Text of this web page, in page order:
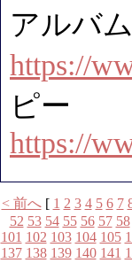
アルバ
https://
ピー
https://
< 前へ[ 1 2 3 4 5 6 7
52 53 54 55 56 57 58
101 102 103 104 105
137 138 139 140 141